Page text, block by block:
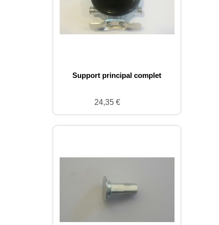
Support principal complet
24,35 €